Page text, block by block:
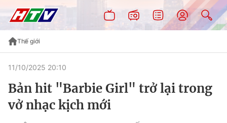
Thế giới
11/10/2025 20:10
Bản hit "Barbie Girl" trở lại trong
vở nhạc kịch mới